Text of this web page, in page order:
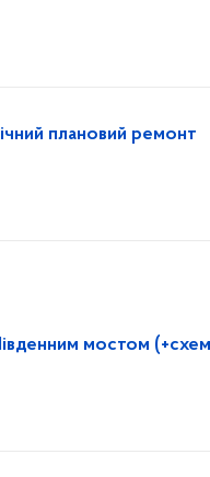
плановий ремонт
мостом